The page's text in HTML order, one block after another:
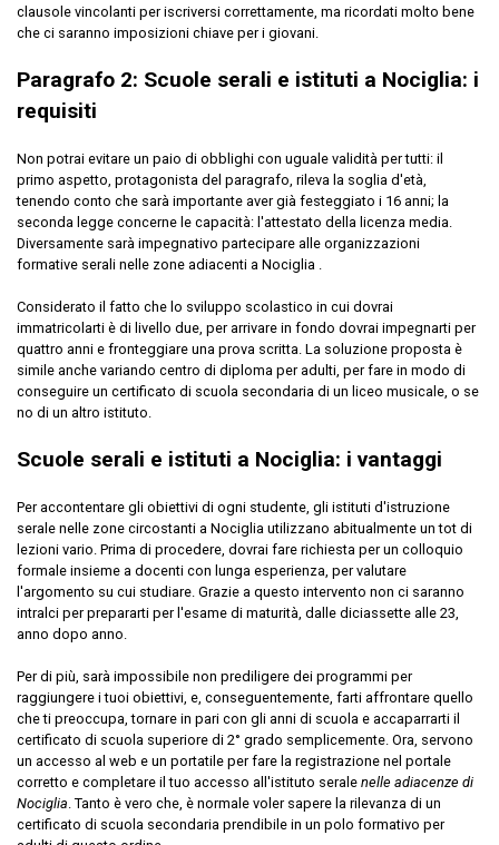
clausole vincolanti per iscriversi correttamente, ma ricordati molto bene
che ci saranno imposizioni chiave per i giovani.
Paragrafo 2: Scuole serali e istituti a Nociglia: i
requisiti
Non potrai evitare un paio di obblighi con uguale validità per tutti: il
primo aspetto, protagonista del paragrafo, rileva la soglia d'età,
tenendo conto che sarà importante aver già festeggiato i 16 anni; la
seconda legge concerne le capacità: l'attestato della licenza media.
Diversamente sarà impegnativo partecipare alle organizzazioni
formative serali nelle zone adiacenti a Nociglia .
Considerato il fatto che lo sviluppo scolastico in cui dovrai
immatricolarti è di livello due, per arrivare in fondo dovrai impegnarti per
quattro anni e fronteggiare una prova scritta. La soluzione proposta è
simile anche variando centro di diploma per adulti, per fare in modo di
conseguire un certificato di scuola secondaria di un liceo musicale, o se
no di un altro istituto.
Scuole serali e istituti a Nociglia: i vantaggi
Per accontentare gli obiettivi di ogni studente, gli istituti d'istruzione
serale nelle zone circostanti a Nociglia utilizzano abitualmente un tot di
lezioni vario. Prima di procedere, dovrai fare richiesta per un colloquio
formale insieme a docenti con lunga esperienza, per valutare
l'argomento su cui studiare. Grazie a questo intervento non ci saranno
intralci per prepararti per l'esame di maturità, dalle diciassette alle 23,
anno dopo anno.
Per di più, sarà impossibile non prediligere dei programmi per
raggiungere i tuoi obiettivi, e, conseguentemente, farti affrontare quello
che ti preoccupa, tornare in pari con gli anni di scuola e accaparrarti il
certificato di scuola superiore di 2° grado semplicemente. Ora, servono
un accesso al web e un portatile per fare la registrazione nel portale
corretto e completare il tuo accesso all'istituto serale nelle adiacenze di
Nociglia . Tanto è vero che, è normale voler sapere la rilevanza di un
certificato di scuola secondaria prendibile in un polo formativo per